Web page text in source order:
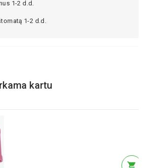
1-2 d.d.
1-2 d.d.
kartu